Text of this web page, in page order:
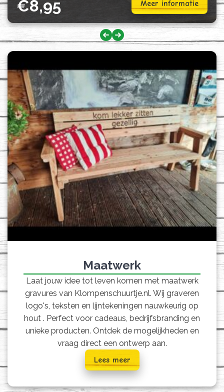
€8,95 Meer informatie
Maatwerk
Laat jouw idee tot leven komen met maatwerk
gravures van Klompenschuurtje.nl. Wij graveren
logo's, teksten en lijntekeningen nauwkeurig op
hout . Perfect voor cadeaus, bedrijfsbranding en
unieke producten. Ontdek de mogelijkheden en
vraag direct een ontwerp aan.
Lees meer